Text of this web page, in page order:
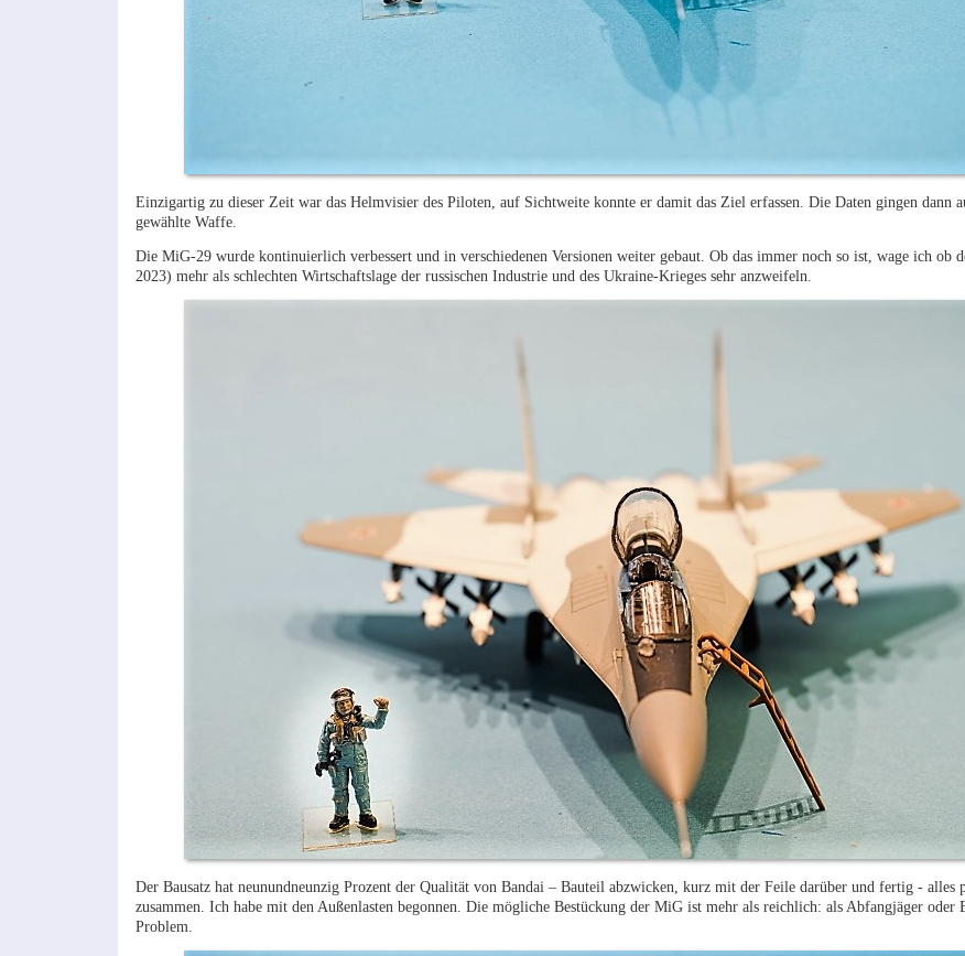
Einzigartig zu dieser Zeit war das Helmvisier des Piloten, auf Sichtweite konnte er damit das Ziel erfassen. Die Daten gingen dann
gewählte Waffe.
Die MiG-29 wurde kontinuierlich verbessert und in verschiedenen Versionen weiter gebaut. Ob das immer noch so ist, wage ich ob
2023) mehr als schlechten Wirtschaftslage der russischen Industrie und des Ukraine-Krieges sehr anzweifeln.
Der Bausatz hat neunundneunzig Prozent der Qualität von Bandai – Bauteil abzwicken, kurz mit der Feile darüber und fertig - alles
zusammen. Ich habe mit den Außenlasten begonnen. Die mögliche Bestückung der MiG ist mehr als reichlich: als Abfangjäger oder
Problem.